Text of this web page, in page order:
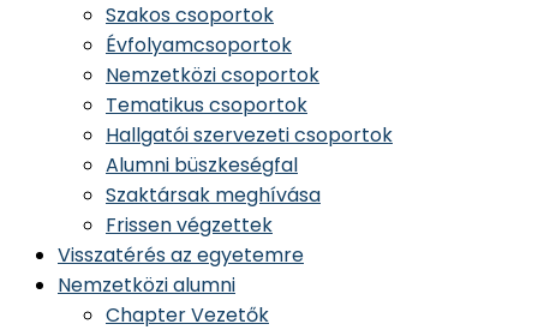
Szakos csoportok
Évfolyamcsoportok
Nemzetközi csoportok
Tematikus csoportok
Hallgatói szervezeti csoportok
Alumni büszkeségfal
Szaktársak meghívása
Frissen végzettek
Visszatérés az egyetemre
Nemzetközi alumni
Chapter Vezetők